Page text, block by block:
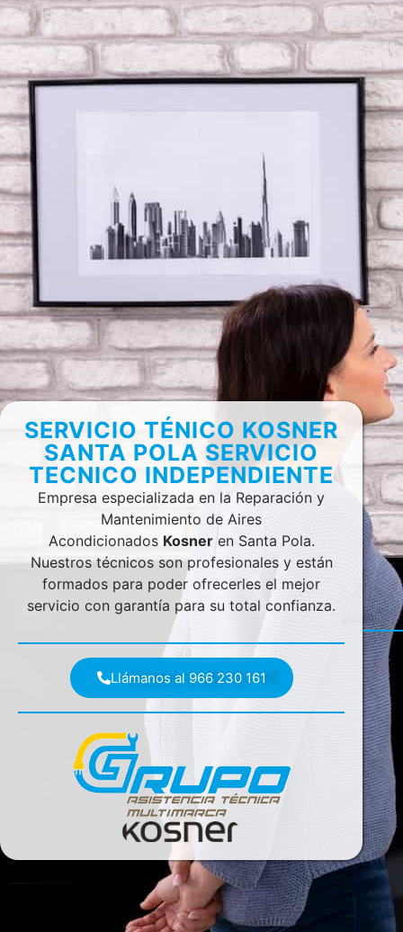
SERVICIO TÉNICO KOSNER
SANTA POLA SERVICIO
TECNICO INDEPENDIENTE
Empresa especializada en la Reparación y
Mantenimiento de Aires
Acondicionados Kosneren Santa Pola.
Nuestros técnicos son profesionales y están
formados para poder ofrecerles el mejor
servicio con garantía para su total confianza.
Llámanos al 966 230 161